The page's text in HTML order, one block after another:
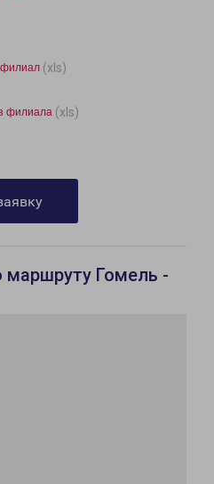
филиал (xls)
филиала (xls)
маршруту Гомель -